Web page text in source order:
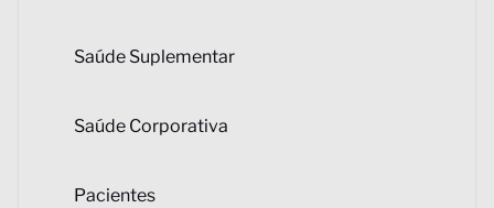
Saúde Suplementar
Saúde Corporativa
Pacientes